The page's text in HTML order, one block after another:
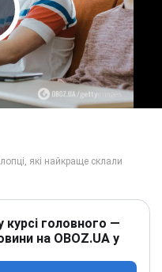
Video
головного —
на OBOZ.UA у